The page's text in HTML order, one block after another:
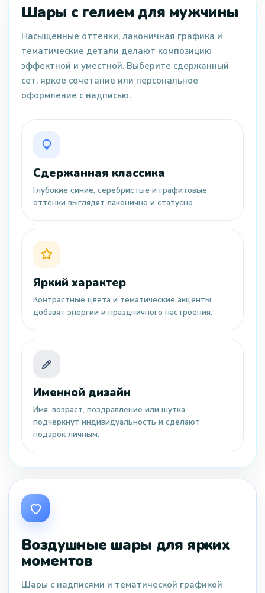
Шары с гелием для мужчины
Насыщенные оттенки, лаконичная графика и
тематические детали делают композицию
эффектной и уместной. Выберите сдержанный
сет, яркое сочетание или персональное
оформление с надписью.
Сдержанная классика
Глубокие синие, серебристые и графитовые
оттенки выглядят лаконично и статусно.
Яркий характер
Контрастные цвета и тематические акценты
добавят энергии и праздничного настроения.
Именной дизайн
Имя, возраст, поздравление или шутка
подчеркнут индивидуальность и сделают
подарок личным.
Воздушные шары для ярких
моментов
Шары с надписями и тематической графикой